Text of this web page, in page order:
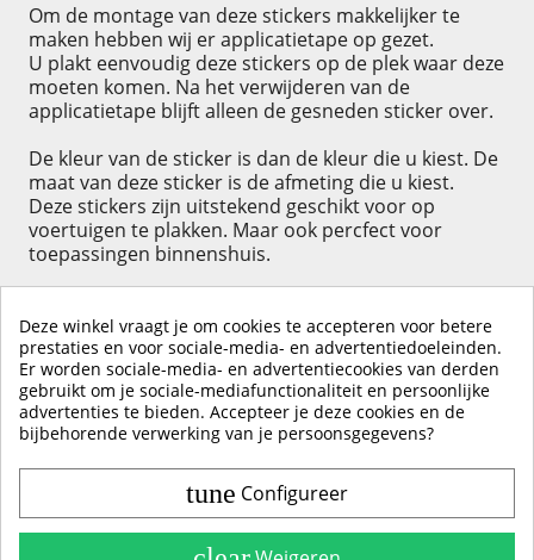
Om de montage van deze stickers makkelijker te
maken hebben wij er applicatietape op gezet.
U plakt eenvoudig deze stickers op de plek waar deze
moeten komen. Na het verwijderen van de
applicatietape blijft alleen de gesneden sticker over.
De kleur van de sticker is dan de kleur die u kiest. De
maat van deze sticker is de afmeting die u kiest.
Deze stickers zijn uitstekend geschikt voor op
voertuigen te plakken. Maar ook percfect voor
toepassingen binnenshuis.
KLIK HIER OM EEN ​​RECENSIE ACHTER TE LATEN
Deze winkel vraagt je om cookies te accepteren voor betere
prestaties en voor sociale-media- en advertentiedoeleinden.
Er worden sociale-media- en advertentiecookies van derden
gebruikt om je sociale-mediafunctionaliteit en persoonlijke
advertenties te bieden. Accepteer je deze cookies en de
bijbehorende verwerking van je persoonsgegevens?
tune Configureer